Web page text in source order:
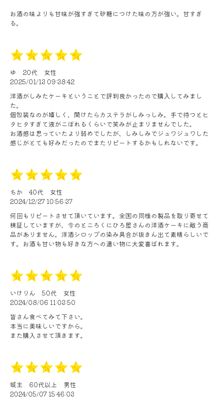
お酒の味よりも甘味が強すぎて砂糖につけた味の方が強い。甘すぎ
る。
ゆ 20代
女性
2025/01/13 09:38:42
洋酒がしみたケーキということで評判良かったので購入してみまし
た。
個包装なのが嬉しく、開けたらカステラがしみっしみ。手で待つとヒ
タヒタすぎて液がこぼれるくらいで笑みが止まりませんでした。
お酒感は思っていたより弱めでしたが、しみしみでジュワジュワした
感じがとても好みだったのでまたリピートするかもしれないです。
ちか 40代
女性
2024/12/27 10:56:37
何回もリピートさせて頂いています。全国の同様の製品を取り寄せて
検証していますが、今のところくにひろ屋さんの洋酒ケーキに敵う商
品がありません。洋酒シロップの染み具合が抜きん出て素晴らしいで
す。お酒も甘い物も好きな方への遣い物に大変喜ばれます。
いけりん 50代
女性
2024/08/06 11:03:50
皆さん食べてみて下さい。
本当に美味しいですから。
また購入させて頂きます。
城主 60代以上
男性
2024/05/07 15:46:03